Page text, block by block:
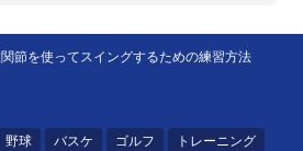
節を使ってスイングするための練習方法
野球 バスケ ゴルフ トレーニング